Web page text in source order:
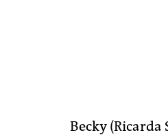
Becky